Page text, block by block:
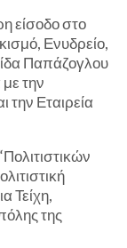
είσοδο στο
Ενυδρείο,
Παπάζογλου
την
την Εταιρεία
Τείχη,
της